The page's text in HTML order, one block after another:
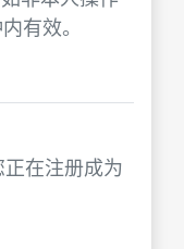
有效。
正在注册成为